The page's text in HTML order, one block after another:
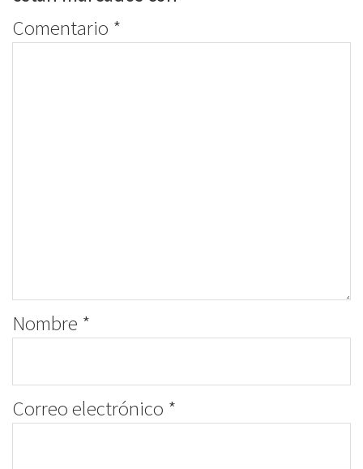
Comentario *
Nombre *
Correo electrónico *